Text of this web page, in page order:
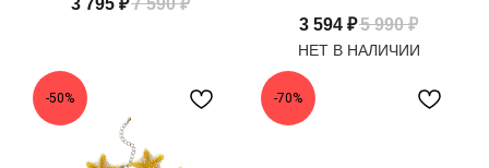
3 594 ₽5 990 ₽
-50% -70%